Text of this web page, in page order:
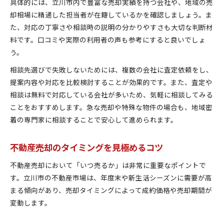
却相場に精通した担当者が在籍しているかを確認しましょう。ま
た、対応の丁寧さや相談時の説明の分かりやすさも大切な判断材
料です。口コミや実際の利用者の声も参考にすると良いでしょ
う。
相談先選びで失敗しないためには、複数の会社に査定依頼をし、
提案内容や対応を比較検討することが効果的です。また、査定や
相談は無料で対応している会社が多いため、気軽に相談してみる
ことをおすすめします。急な売却や特殊な物件の場合も、地域密
着の専門家に相談することで安心して進められます。
不動産売却のタイミングを見極めるコツ
不動産売却において「いつ売るか」は非常に重要なポイントで
す。立川市の不動産市場は、年度末や新生活シーズンに需要が高
まる傾向があり、売却タイミングによって成約価格や売却期間が
変動します。